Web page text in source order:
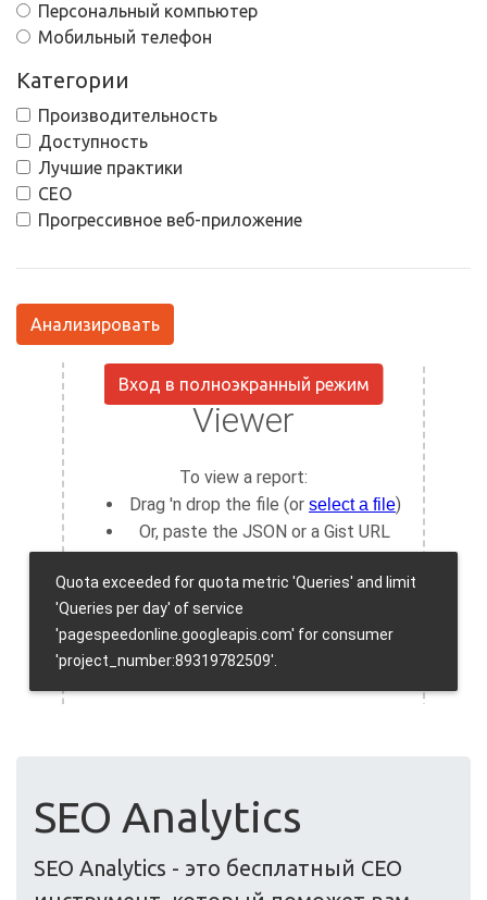
Персональный компьютер
Мобильный телефон
Категории
Производительность
Доступность
Лучшие практики
СЕО
Прогрессивное веб-приложение
Анализировать
Вход в полноэкранный режим
SEO Analytics
SEO Analytics - это бесплатный СЕО